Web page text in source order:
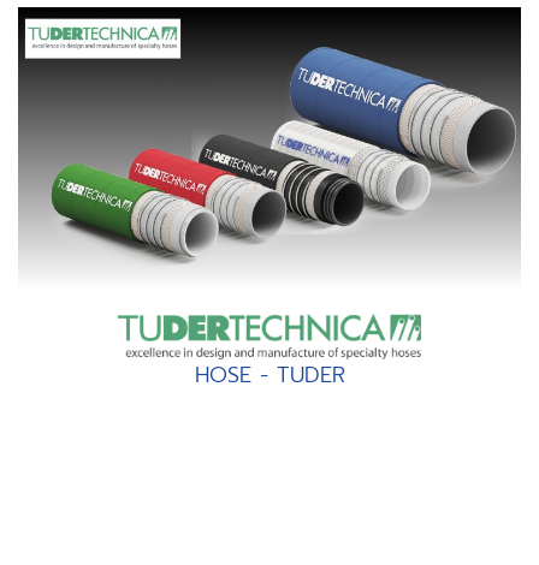
HOSE - TUDER